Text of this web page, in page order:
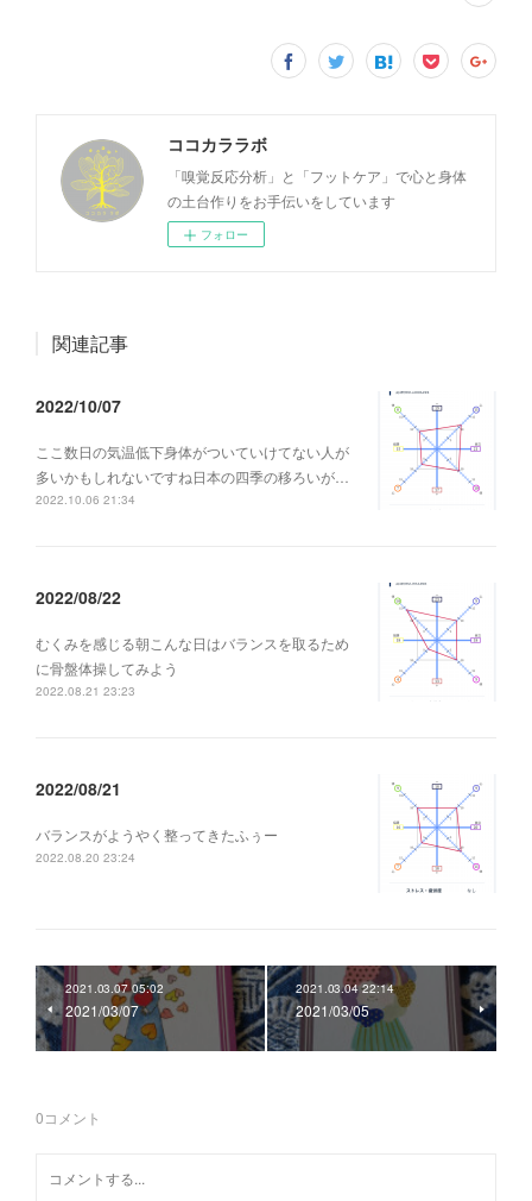
ココカララボ
「嗅覚反応分析」と「フットケア」で心と身体
の土台作りをお手伝いをしています
フォロー
関連記事
2022/10/07
ここ数日の気温低下身体がついていけてない人が
多いかもしれないですね日本の四季の移ろいが…
2022.10.06 21:34
2022/08/22
むくみを感じる朝こんな日はバランスを取るため
に骨盤体操してみよう
2022.08.21 23:23
2022/08/21
バランスがようやく整ってきたふぅー
2022.08.20 23:24
2021.03.07 05:02
2021/03/07
2021.03.04 22:14
2021/03/05
0コメント